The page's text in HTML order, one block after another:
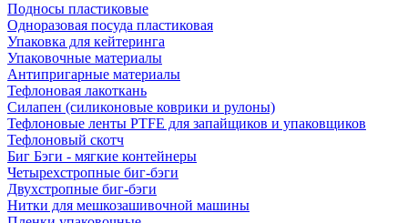
Подносы пластиковые
Одноразовая посуда пластиковая
Упаковка для кейтеринга
Упаковочные материалы
Антипригарные материалы
Тефлоновая лакоткань
Силапен (силиконовые коврики и рулоны)
Тефлоновые ленты PTFE для запайщиков и упаковщиков
Тефлоновый скотч
Биг Бэги - мягкие контейнеры
Четырехстропные биг-бэги
Двухстропные биг-бэги
Нитки для мешкозашивочной машины